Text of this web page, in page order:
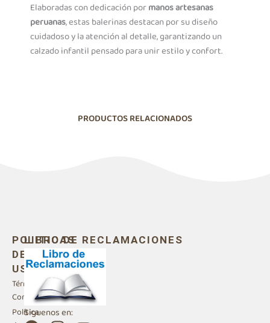
Elaboradas con dedicación pormanos artesanas
peruanas, estas balerinas destacan por su diseño
cuidadoso y la atención al detalle, garantizando un
calzado infantil pensado para unir estilo y confort.
PRODUCTOS RELACIONADOS
POLITICAS
DE
USO
Términos y
Condiciones
Política
LIBRO DE RECLAMACIONES
Siguenos en: